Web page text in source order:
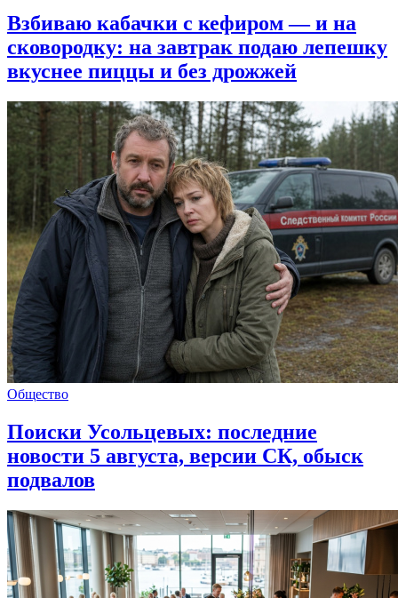
Взбиваю кабачки с кефиром — и на
сковородку: на завтрак подаю лепешку
вкуснее пиццы и без дрожжей
Общество
Поиски Усольцевых: последние
новости 5 августа, версии СК, обыск
подвалов